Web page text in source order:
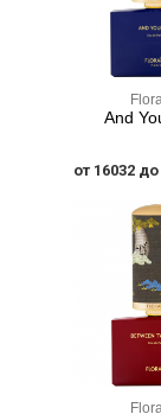
And
от 16032